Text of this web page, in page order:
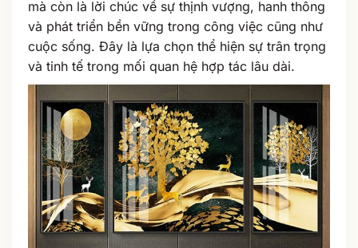
mà còn là lời chúc về sự thịnh vượng, hanh thông
và phát triển bền vững trong công việc cũng như
cuộc sống. Đây là lựa chọn thể hiện sự trân trọng
và tinh tế trong mối quan hệ hợp tác lâu dài.